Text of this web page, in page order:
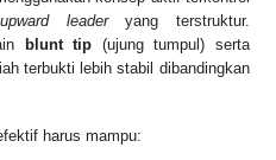
upward leaderyang terstruktur.
blunt tip (ujung tumpul) serta
terbukti lebih stabil dibandingkan
harus mampu: